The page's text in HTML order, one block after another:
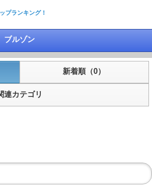
プランキング！
ブルゾン
新着順（0）
連カテゴリ